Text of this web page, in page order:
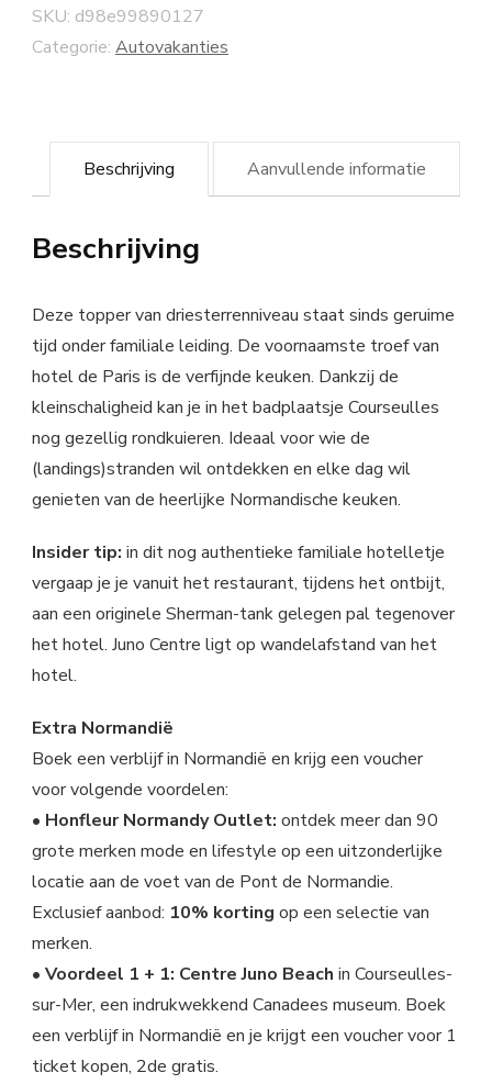
SKU: d98e99890127
Categorie: Autovakanties
Beschrijving Aanvullende informatie
Beschrijving
Deze topper van driesterrenniveau staat sinds geruime
tijd onder familiale leiding. De voornaamste troef van
hotel de Paris is de verfijnde keuken. Dankzij de
kleinschaligheid kan je in het badplaatsje Courseulles
nog gezellig rondkuieren. Ideaal voor wie de
(landings)stranden wil ontdekken en elke dag wil
genieten van de heerlijke Normandische keuken.
Insider tip: in dit nog authentieke familiale hotelletje
vergaap je je vanuit het restaurant, tijdens het ontbijt,
aan een originele Sherman-tank gelegen pal tegenover
het hotel. Juno Centre ligt op wandelafstand van het
hotel.
Extra Normandië
Boek een verblijf in Normandië en krijg een voucher
voor volgende voordelen:
• Honfleur Normandy Outlet: ontdek meer dan 90
grote merken mode en lifestyle op een uitzonderlijke
locatie aan de voet van de Pont de Normandie.
Exclusief aanbod: 10% korting op een selectie van
merken.
• Voordeel 1 + 1: Centre Juno Beach in Courseulles-
sur-Mer, een indrukwekkend Canadees museum. Boek
een verblijf in Normandië en je krijgt een voucher voor 1
ticket kopen, 2de gratis.